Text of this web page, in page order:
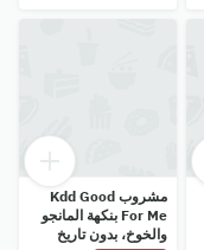
مشروب Kdd Good
For Me بنكهة المانجو
والخوخ، بدون تاريخ